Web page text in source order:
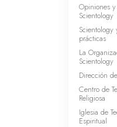
Opiniones
Scientology
Scientology
prácticas
La
Scientology
Dirección
Centro de
Religiosa
Iglesia de
Espiritual